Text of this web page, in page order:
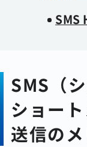
SMS
SMS（
ショー
送信の